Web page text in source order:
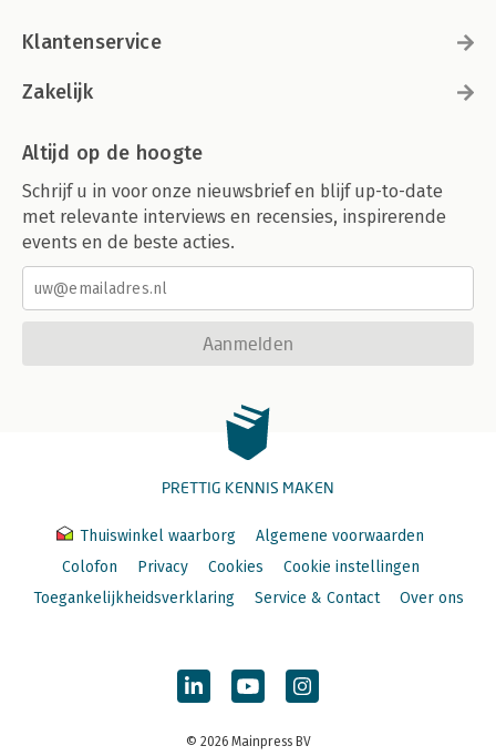
Klantenservice
Zakelijk
Altijd op de hoogte
Schrijf u in voor onze nieuwsbrief en blijf up-to-date
met relevante interviews en recensies, inspirerende
events en de beste acties.
Aanmelden
PRETTIG KENNIS MAKEN
Thuiswinkel waarborg
Algemene voorwaarden
Colofon
Privacy Cookies
Cookie instellingen
Toegankelijkheidsverklaring
Service & Contact Over ons
© 2026 Mainpress BV